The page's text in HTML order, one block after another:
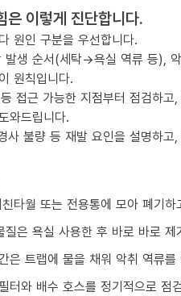
은 이렇게 진단합니다.
원인 구분을 우선합니다.
발생 순서(세탁→욕실 역류 등),
원칙입니다.
등 접근 가능한 지점부터 점검하
와드립니다.
사 불량 등 재발 요인을 설명하
타월 또는 전용통에 모아 폐기
질은 욕실 사용한 후 바로 바로
은 트랩에 물을 채워 악취 역류를
터와 배수 호스를 정기적으로